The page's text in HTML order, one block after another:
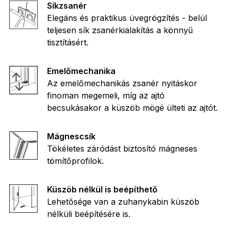
Síkzsanér
Elegáns és praktikus üvegrögzítés - belül
teljesen sík zsanérkialakítás a könnyű
tisztításért.
Emelőmechanika
Az emelőmechanikás zsanér nyitáskor
finoman megemeli, míg az ajtó
becsukásakor a küszöb mögé ülteti az ajtót.
Mágnescsík
Tökéletes záródást biztosító mágneses
tömítőprofilok.
Küszöb nélkül is beépíthető
Lehetősége van a zuhanykabin küszöb
nélküli beépítésére is.